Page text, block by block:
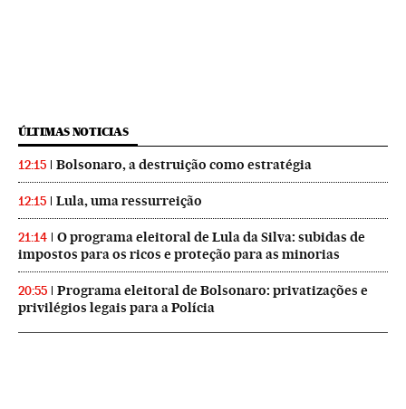
ÚLTIMAS NOTICIAS
12:15 Bolsonaro, a destruição como estratégia
12:15 Lula, uma ressurreição
21:14
O programa eleitoral de Lula da Silva: subidas de
impostos para os ricos e proteção para as minorias
20:55
Programa eleitoral de Bolsonaro: privatizações e
privilégios legais para a Polícia